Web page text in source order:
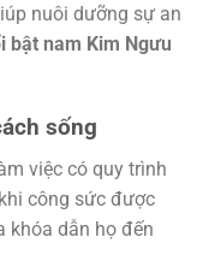
nuôi dưỡng sự an
bật nam Kim Ngưu
sống
việc có quy trình
công sức được
khóa dẫn họ đến